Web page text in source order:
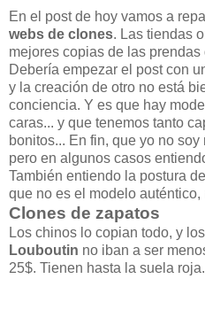
En el post de hoy vamos a
webs de clones. Las tiendas
mejores copias de las
Debería empezar el post con
y la creación de otro no está
conciencia. Y es que hay
caras... y que tenemos tanto
bonitos... En fin, que yo no
pero en algunos casos
También entiendo la postura
que no es el modelo auténtico,
Clones de zapatos
Los chinos lo copian todo, y los
Louboutin no iban a ser
25$. Tienen hasta la suela roja.